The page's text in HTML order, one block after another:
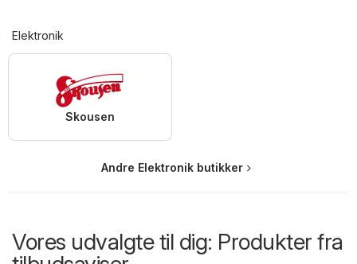
Elektronik
Skousen
Andre Elektronik butikker
Vores udvalgte til dig: Produkter fra